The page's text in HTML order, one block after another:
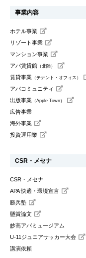
事業内容
ホテル事業
リゾート事業
マンション事業
アパ賃貸館 （北陸）
賃貸事業 （テナント・オフィス）
アパコミュニティ
出版事業 （Apple Town）
広告事業
海外事業
投資運用業
CSR・メセナ
CSR・メセナ
APA 快適・環境宣言
勝兵塾
懸賞論文
妙高アパミュージアム
U-11ジュニアサッカー大会
講演依頼